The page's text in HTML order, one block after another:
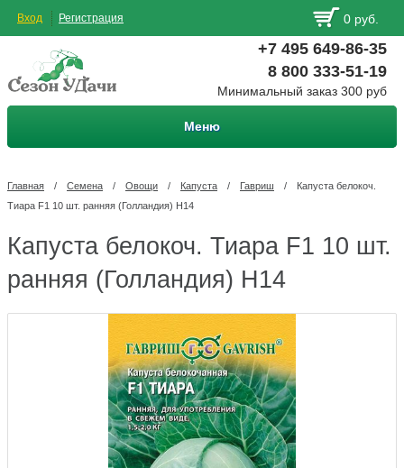
Вход Регистрация 0 руб.
+7 495 649-86-35
8 800 333-51-19
Минимальный заказ 300 руб
Меню
Главная / Семена / Овощи / Капуста / Гавриш /
Капуста белокоч.
Тиара F1 10 шт. ранняя (Голландия) Н14
Капуста белокоч. Тиара F1 10 шт.
ранняя (Голландия) Н14